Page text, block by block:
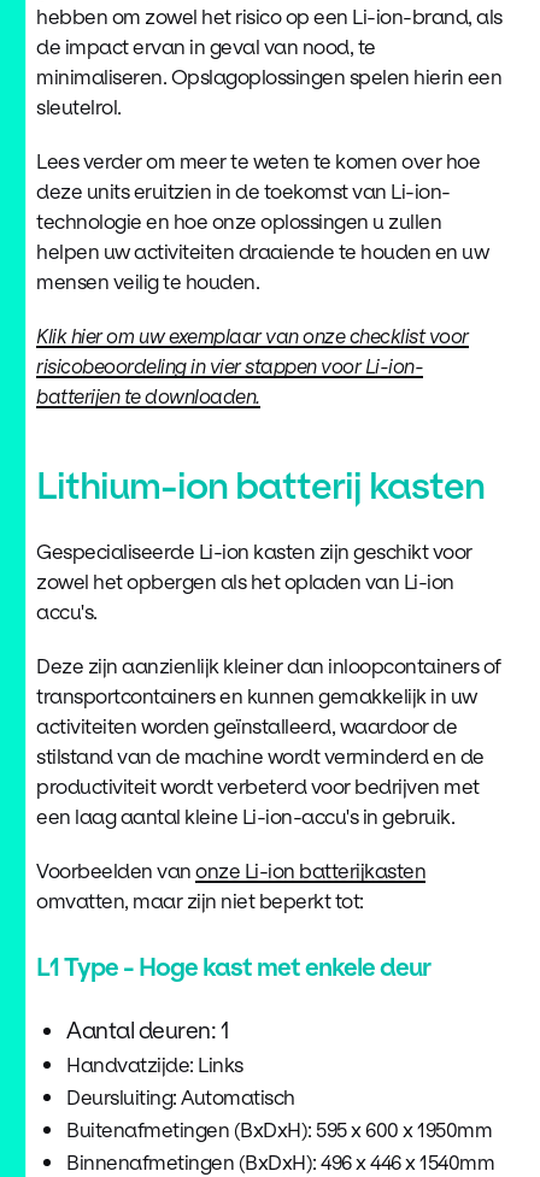
hebben om zowel het risico op een Li-ion-brand, als
de impact ervan in geval van nood, te
minimaliseren. Opslagoplossingen spelen hierin een
sleutelrol.
Lees verder om meer te weten te komen over hoe
deze units eruitzien in de toekomst van Li-ion-
technologie en hoe onze oplossingen u zullen
helpen uw activiteiten draaiende te houden en uw
mensen veilig te houden.
Klik hier om uw exemplaar van onze checklist voor
risicobeoordeling in vier stappen voor Li-ion-
batterijen te downloaden.
Lithium-ion batterij kasten
Gespecialiseerde Li-ion kasten zijn geschikt voor
zowel het opbergen als het opladen van Li-ion
accu's.
Deze zijn aanzienlijk kleiner dan inloopcontainers of
transportcontainers en kunnen gemakkelijk in uw
activiteiten worden geïnstalleerd, waardoor de
stilstand van de machine wordt verminderd en de
productiviteit wordt verbeterd voor bedrijven met
een laag aantal kleine Li-ion-accu's in gebruik.
Voorbeelden vanonze Li-ion batterijkasten
omvatten, maar zijn niet beperkt tot:
L1 Type - Hoge kast met enkele deur
Aantal deuren: 1
Handvatzijde: Links
Deursluiting: Automatisch
Buitenafmetingen (BxDxH): 595 x 600 x 1950mm
Binnenafmetingen (BxDxH): 496 x 446 x 1540mm